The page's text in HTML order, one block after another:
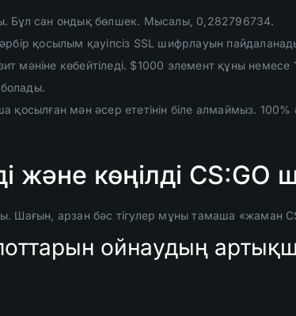
Бұл сан ондық бөлшек. Мысалы, 0,282796734.
қосылым қауіпсіз SSL шифрлауын
көбейтіледі. $1000 элемент құны
қосылған мән әсер ететінін біле алмаймыз.
және көңілді CS:GO
Шағын, арзан бәс тігулер мұны тамаша «жаман
ойнаудың